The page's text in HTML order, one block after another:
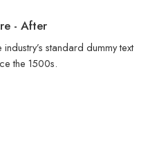
- After
standard dummy text
the 1500s.